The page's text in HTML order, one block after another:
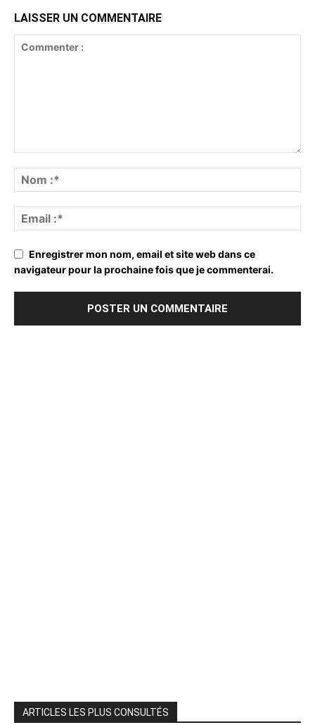
LAISSER UN COMMENTAIRE
Enregistrer mon nom, email et site web dans ce
navigateur pour la prochaine fois que je commenterai.
ARTICLES LES PLUS CONSULTÉS